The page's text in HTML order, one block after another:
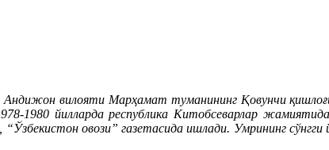
вилояти Марҳамат туманининг Қовунчи
1980 йилларда республика Китобсеварлар
овози” газетасида ишлади. Умрининг